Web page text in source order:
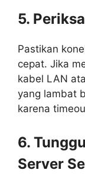
5.
Pastikan
cepat. Jika
kabel LAN
yang lambat
karena
6.
Server